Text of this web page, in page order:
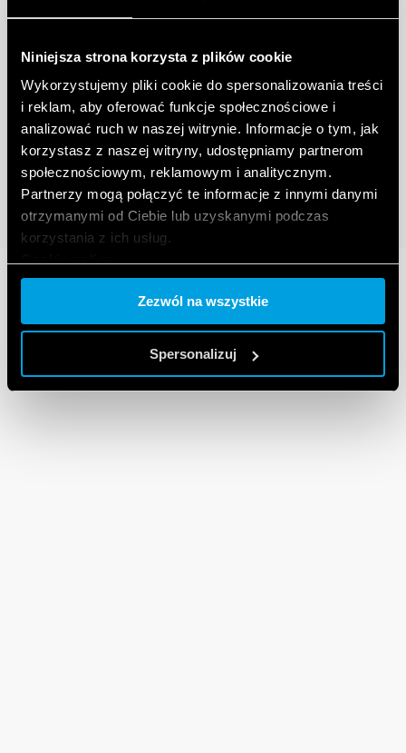
Niniejsza strona korzysta z plików cookie
Wykorzystujemy pliki cookie do spersonalizowania treści
i reklam, aby oferować funkcje społecznościowe i
analizować ruch w naszej witrynie. Informacje o tym, jak
korzystasz z naszej witryny, udostępniamy partnerom
społecznościowym, reklamowym i analitycznym.
Partnerzy mogą połączyć te informacje z innymi danymi
otrzymanymi od Ciebie lub uzyskanymi podczas
korzystania z ich usług.
Zezwól na wszystkie
Spersonalizuj